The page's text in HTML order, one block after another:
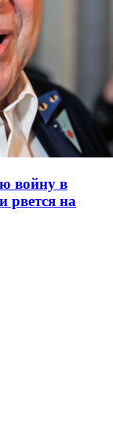
войну в
рвется на